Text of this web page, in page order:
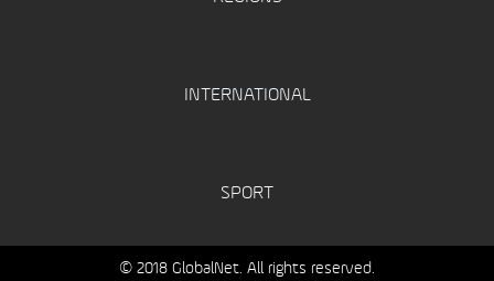
INTERNATIONAL
SPORT
© 2018 GlobalNet. All rights reserved.